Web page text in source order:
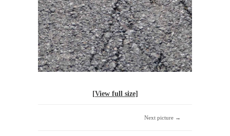
[View full size]
Next picture →